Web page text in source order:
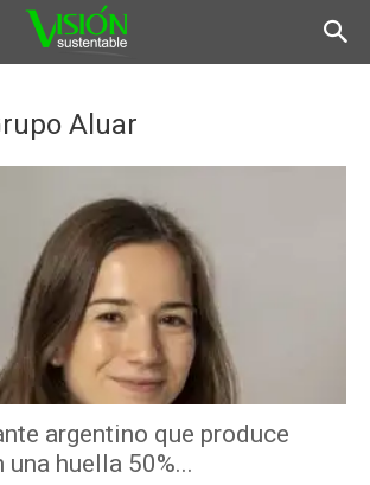
Aluar
argentino que produce
huella 50%...